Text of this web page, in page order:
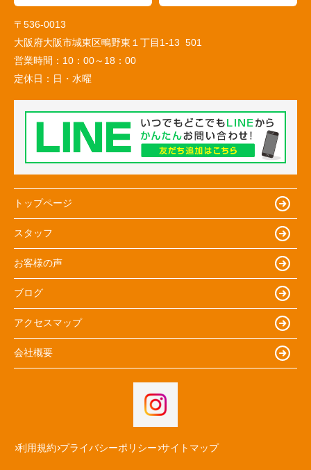
〒536-0013
大阪府大阪市城東区鴫野東１丁目1-13 501
営業時間： 10：00～18：00
定休日： 日・水曜
トップページ
スタッフ
お客様の声
ブログ
アクセスマップ
会社概要
利用規約 プライバシーポリシー サイトマップ